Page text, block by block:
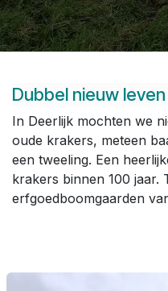
Dubbel nieuw
In Deerlijk mochten we
oude krakers, meteen
een tweeling. Een
krakers binnen 100 jaar.
erfgoedboomgaarden